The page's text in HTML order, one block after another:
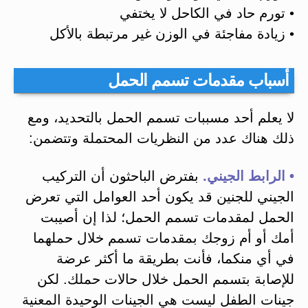
• تورم حاد في الكاحل لا يختفي
• زيادة مفاجئة في الوزن غير مرتبطة بالأكل
أسباب مقدمات تسمم الحمل
لا يعلم أحد مسببات تسمم الحمل بالتحديد، ومع
ذلك هناك عدد من النظريات المحتملة وتتضمن:
• الرابط الجيني. بفترض الباحثون أن التركيب
الجيني للجنين قد يكون أحد العوامل التي تعرض
الحمل لمقدمات تسمم الحمل؛ لذا إن أصيبت
أمك أو أم زوجك بمقدمات تسمم خلال حملهما
في أي منكما، فأنت بطريقة ما أكثر عرضة
للإصابة بتسمم الحمل خلال حالات حملك. لكن
جينات الطفل ليست هي الجينات الوحيدة المعنية